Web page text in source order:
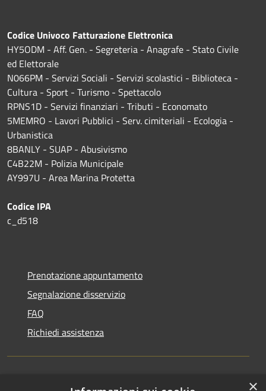
Codice Univoco Fatturazione Elettronica
HY5ODM - Aff. Gen. - Segreteria - Anagrafe - Stato Civile
ed Elettorale
N066PM - Servizi Sociali - Servizi scolastici - Biblioteca -
Cultura - Sport - Turismo - Spettacolo
RPNS1D - Servizi finanziari - Tributi - Economato
5MEMRO - Lavori Pubblici - Serv. cimiteriali - Ecologia -
Urbanistica
8BANLY - SUAP - Abusivismo
C4B22M - Polizia Municipale
AY997U - Area Marina Protetta
Codice IPA
c_d518
Prenotazione appuntamento
Segnalazione disservizio
FAQ
Richiedi assistenza
×